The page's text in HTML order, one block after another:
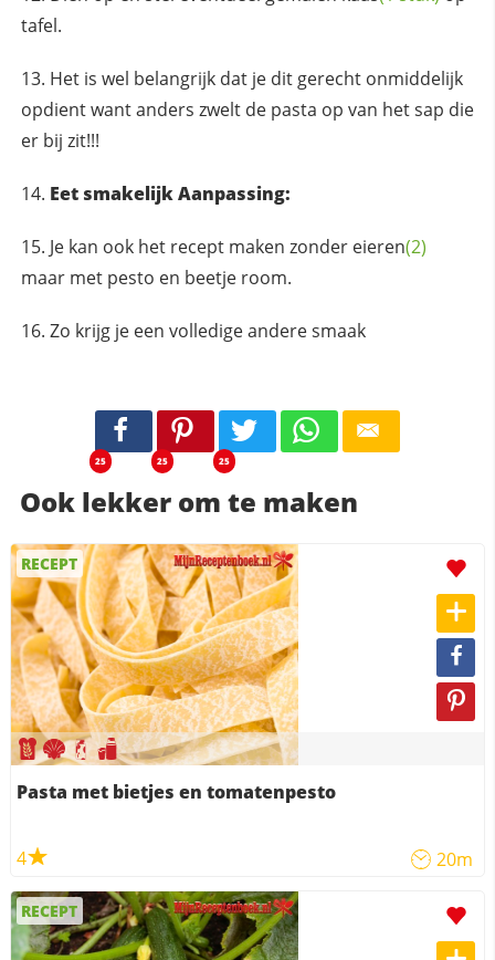
tafel.
Het is wel belangrijk dat je dit gerecht onmiddelijk
opdient want anders zwelt de pasta op van het sap die
er bij zit!!!
Eet smakelijk Aanpassing:
Je kan ook het recept maken zonder eieren(2)
maar met pesto en beetje room.
Zo krijg je een volledige andere smaak
25 25 25
Ook lekker om te maken
RECEPT
Pasta met bietjes en tomatenpesto
4 20m
RECEPT